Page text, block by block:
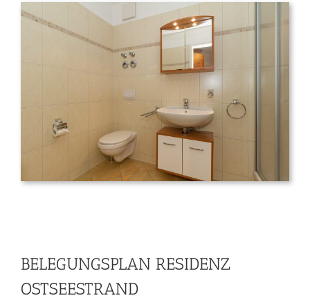
BELEGUNGSPLAN RESIDENZ
OSTSEESTRAND